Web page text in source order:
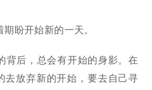
盼开始新的一天。
背后，总会有开始的身影。在
去放弃新的开始，要去自己寻